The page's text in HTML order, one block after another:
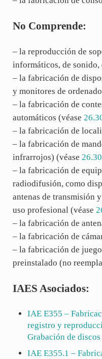
No Comprende:
– la reproducción de
informáticos, de sonido,
– la fabricación de
y monitores de
– la fabricación de
automáticos (véase
– la fabricación de
– la fabricación de
infrarrojos) (véase 26.30
– la fabricación de
radiodifusión, como
antenas de transmisión
uso profesional (véase
– la fabricación de
– la fabricación de
– la fabricación de
preinstalado (no
IAES Asociados:
IAEE355 –
registro y
Grabación de
IAEE355.1 –